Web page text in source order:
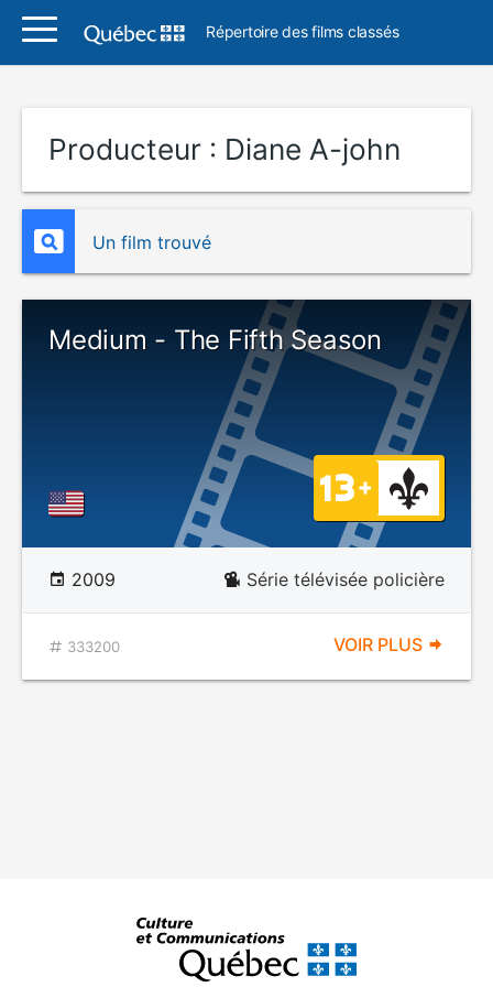
Répertoire des films classés
Producteur : Diane A-john
Un film trouvé
Medium - The Fifth Season
2009 Série télévisée policière
333200 VOIR PLUS